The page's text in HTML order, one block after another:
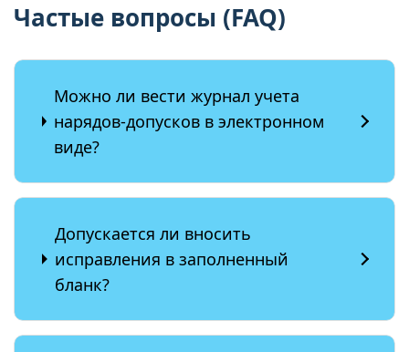
Частые вопросы (FAQ)
Можно ли вести журнал учета
нарядов-допусков в электронном
виде?
Допускается ли вносить
исправления в заполненный
бланк?